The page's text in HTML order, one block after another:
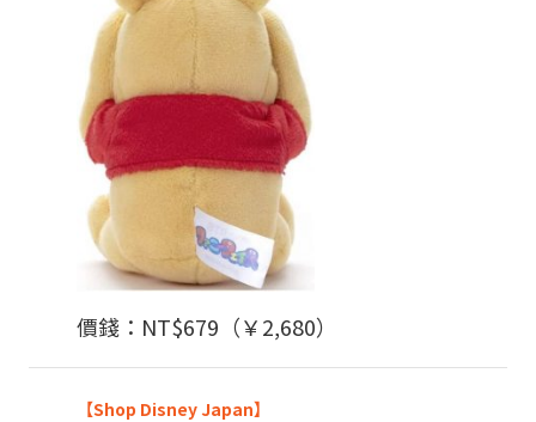
價錢：NT$679（￥2,680）
【Shop Disney Japan】